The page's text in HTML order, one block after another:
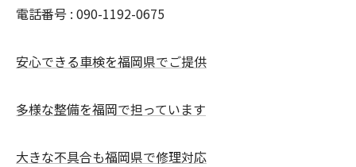
電話番号 : 090-1192-0675
安心できる車検を福岡県でご提供
多様な整備を福岡で担っています
大きな不具合も福岡県で修理対応